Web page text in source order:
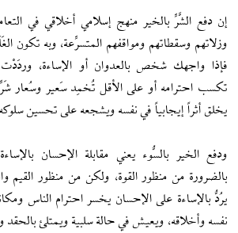
إن دفع الشَّرِّ بالخير منهج إسلامي أخلاقي في
وزلاتهم وسقطاتهم ومواقفهم المتسرِّعة، وبه تكون
فإذا واجهك شخص بالعدوان أو الإساءة، وردَدْت
تكسب احترامه أو على الأقل تُخمِد سَعير وسُعار
يخلق أثراً إيجابياً في نفسه ويشجعه على تحسين
ودفع الخير بالسُّوء يعني مقابلة الإحسان
بالضرورة من منظور القوة، ولكن من منظور القيم
يرُدُّ بالإساءة على الإحسان يخسر احترام الناس
نفسه وأخلاقه، ويعيش في حالة سلبية ويمتلئ بالحقد